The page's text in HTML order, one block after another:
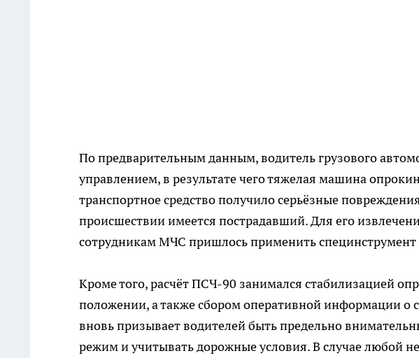
По предварительным данным, водитель грузового
управлением, в результате чего тяжелая машина
транспортное средство получило серьёзные
происшествии имеется пострадавший. Для его
сотрудникам МЧС пришлось применить специнструмент
Кроме того, расчёт ПСЧ-90 занимался стабилизацией
положении, а также сбором оперативной информации о
вновь призывает водителей быть предельно
режим и учитывать дорожные условия. В случае любой